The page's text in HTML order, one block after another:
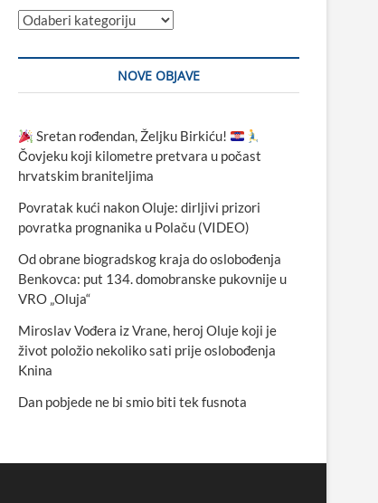
Kategorije
NOVE OBJAVE
Sretan rođendan, Željku Birkiću!
Čovjeku koji kilometre pretvara u počast
hrvatskim braniteljima
Povratak kući nakon Oluje: dirljivi prizori
povratka prognanika u Polaču (VIDEO)
Od obrane biogradskog kraja do oslobođenja
Benkovca: put 134. domobranske pukovnije u
VRO „Oluja“
Miroslav Vođera iz Vrane, heroj Oluje koji je
život položio nekoliko sati prije oslobođenja
Knina
Dan pobjede ne bi smio biti tek fusnota